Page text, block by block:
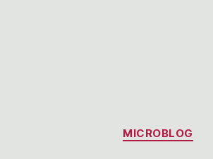
Kategorien
MICROBLOG